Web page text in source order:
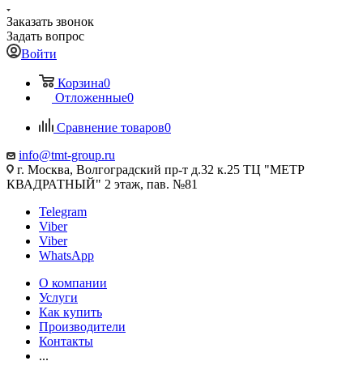
Заказать звонок
Задать вопрос
Войти
Корзина0
Отложенные0
Сравнение товаров0
info@tmt-group.ru
г. Москва, Волгоградский пр-т д.32 к.25 ТЦ "МЕТР
КВАДРАТНЫЙ" 2 этаж, пав. №81
Telegram
Viber
Viber
WhatsApp
О компании
Услуги
Как купить
Производители
Контакты
...